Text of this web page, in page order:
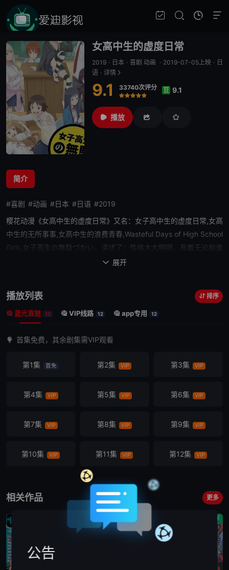
女高中生的虚度日常
2019 · 日本 · 喜剧 动画 · 2019-07-05上映 · 日
语 · 详情
9.1 33740次评分
很差较差
还行推荐力荐
豆 9.1
播放
简介
#喜剧 #动画 #日本 #日语 #2019
樱花动漫《女高中生的虚度日常》又名： 女子高中生的虚度日常,女高
中生的无所事事,女高中生的浪费青春,Wasteful Days of High School
Girls,女子高生の無駄づかい，讲述了：性格大大咧咧，有着无论和谁
都能够在短时间里熟络起来的特异功能的笨蛋少女田中望（赤崎千夏
（丰崎爱生 配音）、身材非常娇小，对自己的身高分外在意的百井咲
久（长绳麻理亚 配音）、中二病到没救的山本美波（富田美忧 配
桥李依 配音）。故事围绕着这些可爱的女高中生们徐徐展开，她们各
 展开
播放列表 排序
蓝光直链 12 VIP线路 12 app专用 12
首集免费，其余剧集需VIP观看
第1集 首免 第2集 VIP 第3集 VIP
第4集 VIP 第5集 VIP 第6集 VIP
第7集 VIP 第8集 VIP 第9集 VIP
第10集 VIP 第11集 VIP 第12集 VIP
相关作品 更多
剧情 动作
公告